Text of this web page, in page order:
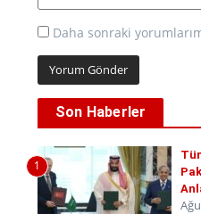
Daha sonraki
Son Haberler
1